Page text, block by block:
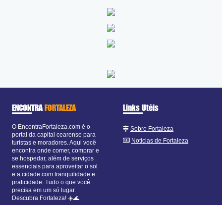
ENCONTRAFORTALEZA
O EncontraFortaleza.com é o
portal da capital cearense para
turistas e moradores. Aqui você
encontra onde comer, comprar e
se hospedar, além de serviços
essenciais para aproveitar o sol
e a cidade com tranquilidade e
praticidade. Tudo o que você
precisa em um só lugar.
Descubra Fortaleza! ☀️🌊
Links Utéis
Sobre Fortaleza
Noticias de Fortaleza